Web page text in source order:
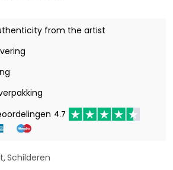
from the artist
4.7
, Schilderen